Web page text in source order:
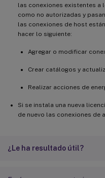
las conexiones existentes a
como no autorizadas y
las conexiones de host
hacer lo siguiente:
Agregar o modificar
Crear catálogos y
Realizar acciones de
Si se instala una nueva
de nuevo las conexiones de
¿Le ha resultado útil?